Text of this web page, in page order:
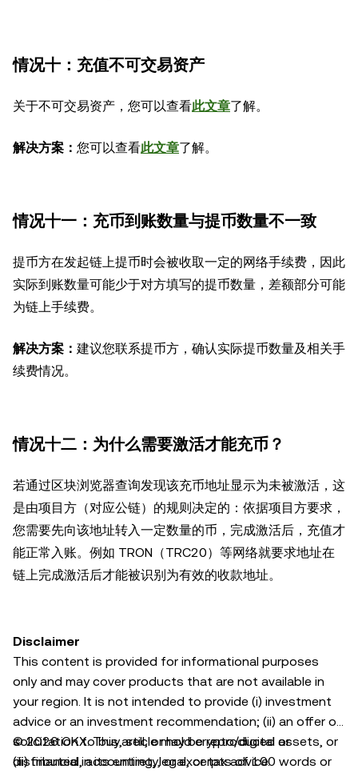
情况十：充值不可交易资产
关于不可交易资产，您可以查看此文章了解。
解决方案： 您可以查看此文章了解。
情况十一：充币到账数量与提币数量不一致
提币方在发起链上提币时会被收取一定的网络手续费，因此
实际到账数量可能少于对方填写的提币数量，差额部分可能
为链上手续费。
解决方案： 建议您联系提币方，确认实际提币数量及相关手
续费情况。
情况十二：为什么需要激活才能充币？
若通过区块浏览器查询发现该充币地址显示为未被激活，这
是由项目方（对应公链）的规则决定的：依据项目方要求，
您需要先向该地址转入一定数量的币，完成激活后，充值才
能正常入账。例如 TRON（TRC20）等网络就要求地址在
链上完成激活后才能被识别为有效的收款地址。
Disclaimer
This content is provided for informational purposes
only and may cover products that are not available in
your region. It is not intended to provide (i) investment
advice or an investment recommendation; (ii) an offer or
solicitation to buy, sell, or hold crypto/digital assets, or
(iii) financial, accounting, legal, or tax advice.
© 2026 OKX. This article may be reproduced or
distributed in its entirety, or excerpts of 100 words or